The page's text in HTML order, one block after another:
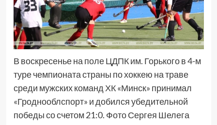
В воскресенье на поле ЦДПК им. Горького в 4-м
туре чемпионата страны по хоккею на траве
среди мужских команд ХК «Минск» принимал
«Гроднооблспорт» и добился убедительной
победы со счетом 21:0. Фото Сергея Шелега